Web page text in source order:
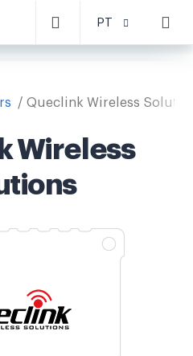
PT
Queclink Wireless
Wireless